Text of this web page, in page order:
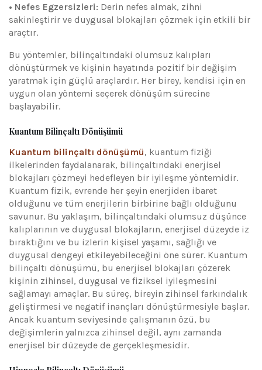
• Nefes Egzersizleri: Derin nefes almak, zihni
sakinleştirir ve duygusal blokajları çözmek için etkili bir
araçtır.
Bu yöntemler, bilinçaltındaki olumsuz kalıpları
dönüştürmek ve kişinin hayatında pozitif bir değişim
yaratmak için güçlü araçlardır. Her birey, kendisi için en
uygun olan yöntemi seçerek dönüşüm sürecine
başlayabilir.
Kuantum Bilinçaltı Dönüşümü
Kuantum bilinçaltı dönüşümü, kuantum fiziği
ilkelerinden faydalanarak, bilinçaltındaki enerjisel
blokajları çözmeyi hedefleyen bir iyileşme yöntemidir.
Kuantum fizik, evrende her şeyin enerjiden ibaret
olduğunu ve tüm enerjilerin birbirine bağlı olduğunu
savunur. Bu yaklaşım, bilinçaltındaki olumsuz düşünce
kalıplarının ve duygusal blokajların, enerjisel düzeyde iz
bıraktığını ve bu izlerin kişisel yaşamı, sağlığı ve
duygusal dengeyi etkileyebileceğini öne sürer. Kuantum
bilinçaltı dönüşümü, bu enerjisel blokajları çözerek
kişinin zihinsel, duygusal ve fiziksel iyileşmesini
sağlamayı amaçlar. Bu süreç, bireyin zihinsel farkındalık
geliştirmesi ve negatif inançları dönüştürmesiyle başlar.
Ancak kuantum seviyesinde çalışmanın özü, bu
değişimlerin yalnızca zihinsel değil, aynı zamanda
enerjisel bir düzeyde de gerçekleşmesidir.